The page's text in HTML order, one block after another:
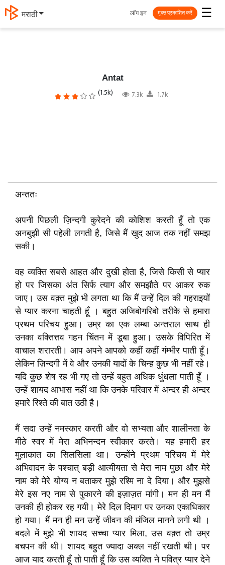
मराठी ☰
लॉग इन मुक्त प्रकाशित करें
Antat
(1.5k) 7.3k 1.7k
अन्ततः
अपनी पिछली ज़िन्दगी कुरेदने की कोशिश करती हूँ तो एक
अनबुझी सी पहेली लगती है, जिसे मैं खुद आज तक नहीं समझ
सकी।
वह व्यक्ति सबसे आहत और दुखी होता है, जिसे किसी से प्यार
हो पर जिसका अंत सिर्फ त्याग और समझौते पर आकर रुक
जाए। उस वक़्त मुझे भी लगता था कि मैं उन्हें दिल की गहराइयों
से प्यार करना चाहती हूँ । बहुत अजिबोगरिबो तरीके से हमारा
प्रथम परिचय हुआ। उम्र का एक लम्बा अन्तराल साथ ही
उनका वक्तित्तव गहन चिंतन में डूबा हुआ। उसके विपिरित में
वाचाल शरारती। आप अपने आपको कहीं कहीं गंम्भीर पाती हूँ।
लेकिन ज़िन्दगी में वे और उनकी यादों के चिन्ह कुछ भी नहीं रहे।
यदि कुछ शेष रह भी गए तो उन्हें बहुत अधिक धुंधला पाती हूँ ।
उन्हें शायद आभास नहीं था कि उनके परिवार में अन्दर ही अन्दर
हमारे रिश्ते की बात उठी है।
मैं सदा उन्हें नमस्कार करती और वो सभ्यता और शालीनता के
मीठे स्वर में मेरा अभिनन्दन स्वीकार करते। यह हमारी हर
मुलाकात का सिलसिला था। उन्होंने प्रथम परिचय में मेरे
अभिवादन के पश्चात् बड़ी आत्मीयता से मेरा नाम पुछा और मेरे
नाम को मेरे योग्य न बताकर मुझे रश्मि ना दे दिया। और मुझसे
मेरे इस नए नाम से पुकारने की इज़ाज़त मांगी। मन ही मन मैं
उनकी ही होकर रह गयी। मेरे दिल दिमाग पर उनका एकाधिकार
हो गया। मैं मन ही मन उन्हें जीवन की मंजिल मानने लगी थी ।
बदले में मुझे भी शायद सच्चा प्यार मिला, उस वक़्त तो उम्र
बचपन की थी। शायद बहुत ज्यादा अक्ल नहीं रखती थी। पर
आज याद करती हूँ तो पाती हूँ कि उस व्यक्ति ने पवित्र प्यार देने